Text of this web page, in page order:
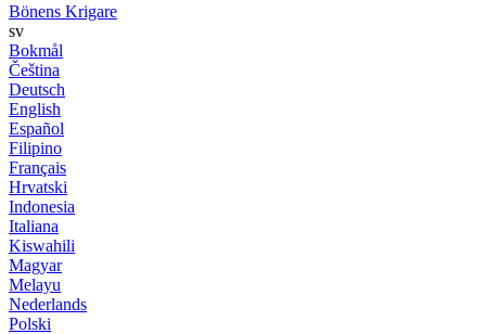
Bönens Krigare
sv
Bokmål
Čeština
Deutsch
English
Español
Filipino
Français
Hrvatski
Indonesia
Italiana
Kiswahili
Magyar
Melayu
Nederlands
Polski